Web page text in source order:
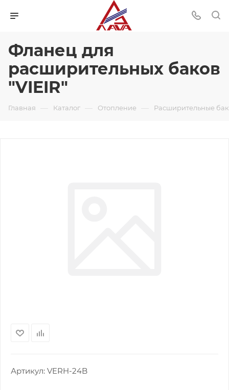
Фланец для
расширительных баков
"VIEIR"
Главная — Каталог — Отопление — Расширительные
Артикул: VERH-24B